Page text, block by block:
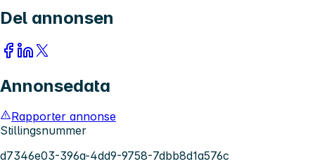
Del annonsen
Annonsedata
Rapporter annonse
Stillingsnummer
d7346e03-396a-4dd9-9758-7dbb8d1a576c